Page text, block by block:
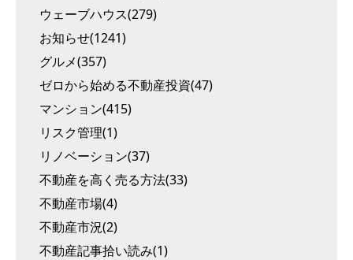
ウェーブハウス(279)
お知らせ(1241)
グルメ(357)
ゼロから始める不動産投資(47)
マンション(415)
リスク管理(1)
リノベーション(37)
不動産を高く売る方法(33)
不動産市場(4)
不動産市況(2)
不動産記事拾い読み(1)